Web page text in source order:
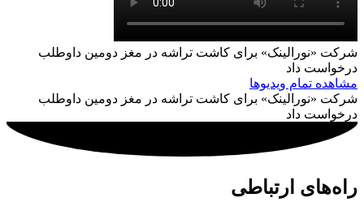
شرکت «نورالینک» برای کاشت تراشه در مغز دومین داوطلب
درخواست داد
مشاهده تمام ویدیوها
شرکت «نورالینک» برای کاشت تراشه در مغز دومین داوطلب
درخواست داد
راه‌های ارتباطی